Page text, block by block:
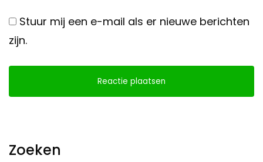
Stuur mij een e-mail als er nieuwe berichten
zijn.
Zoeken